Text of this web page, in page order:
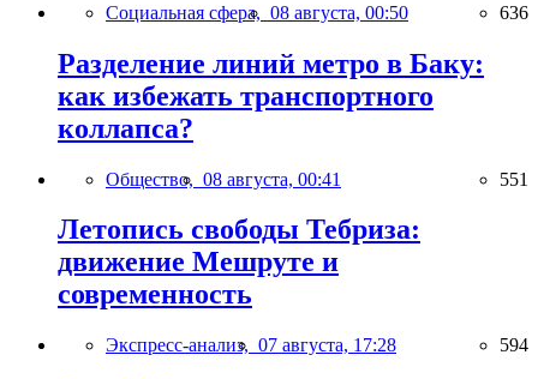
Социальная сфера, 08 августа, 00:50 636
Разделение линий метро в Баку:
как избежать транспортного
коллапса?
Общество, 08 августа, 00:41 551
Летопись свободы Тебриза:
движение Мешруте и
современность
Экспресс-анализ, 07 августа, 17:28 594